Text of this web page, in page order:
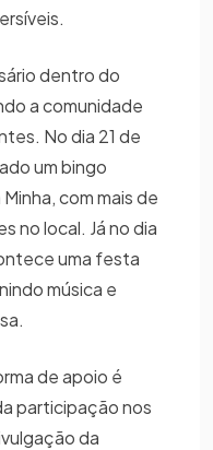
dentro do
a comunidade
No dia 21 de
um bingo
com mais de
no local. Já no dia
uma festa
música e
de apoio é
participação nos
da